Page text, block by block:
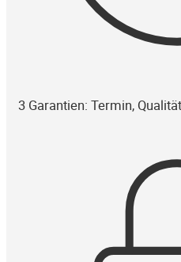
3 Garantien: Termin,